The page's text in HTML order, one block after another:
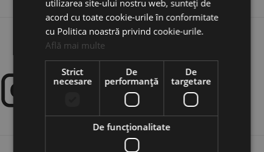
utilizarea site-ului nostru web, sunteți de
acord cu toate cookie-urile în conformitate
cu Politica noastră privind cookie-urile.
Află mai multe
Strict
necesare
De
performanță
De
targetare
De funcţionalitate